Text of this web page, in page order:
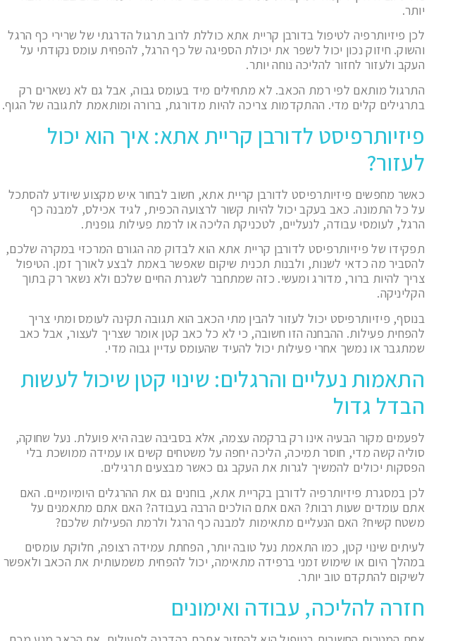
יותר.
לכן פיזיותרפיה לטיפול בדורבן קריית אתא כוללת לרוב תרגול הדרגתי של שרירי כף הרגל
והשוק. חיזוק נכון יכול לשפר את יכולת הספיגה של כף הרגל, להפחית עומס נקודתי על
העקב ולעזור לחזור להליכה נוחה יותר.
התרגול מותאם לפי רמת הכאב. לא מתחילים מיד בעומס גבוה, אבל גם לא נשארים רק
בתרגילים קלים מדי. ההתקדמות צריכה להיות מדורגת, ברורה ומותאמת לתגובה של הגוף.
פיזיותרפיסט לדורבן קריית אתא: איך הוא יכול
לעזור?
כאשר מחפשים פיזיותרפיסט לדורבן קריית אתא, חשוב לבחור איש מקצוע שיודע להסתכל
על כל התמונה. כאב בעקב יכול להיות קשור לרצועה הכפית, לגיד אכילס, למבנה כף
הרגל, לעומסי עבודה, לנעליים, לטכניקת הליכה או לרמת פעילות גופנית.
תפקידו של פיזיותרפיסט לדורבן קריית אתא הוא לבדוק מה הגורם המרכזי במקרה שלכם,
להסביר מה כדאי לשנות, ולבנות תכנית שיקום שאפשר באמת לבצע לאורך זמן. הטיפול
צריך להיות ברור, מדורג ומעשי. כזה שמתחבר לשגרת החיים שלכם ולא נשאר רק בתוך
הקליניקה.
בנוסף, פיזיותרפיסט יכול לעזור להבין מתי הכאב הוא תגובה תקינה לעומס ומתי צריך
להפחית פעילות. ההבחנה הזו חשובה, כי לא כל כאב קטן אומר שצריך לעצור, אבל כאב
שמתגבר או נמשך אחרי פעילות יכול להעיד שהעומס עדיין גבוה מדי.
התאמות נעליים והרגלים: שינוי קטן שיכול לעשות
הבדל גדול
לפעמים מקור הבעיה אינו רק ברקמה עצמה, אלא בסביבה שבה היא פועלת. נעל שחוקה,
סוליה קשה מדי, חוסר תמיכה, הליכה יחפה על משטחים קשים או עמידה ממושכת בלי
הפסקות יכולים להמשיך לגרות את העקב גם כאשר מבצעים תרגילים.
לכן במסגרת פיזיותרפיה לדורבן בקריית אתא, בוחנים גם את ההרגלים היומיומיים. האם
אתם עומדים שעות רבות? האם אתם הולכים הרבה בעבודה? האם אתם מתאמנים על
משטח קשיח? האם הנעליים מתאימות למבנה כף הרגל ולרמת הפעילות שלכם?
לעיתים שינוי קטן, כמו התאמת נעל טובה יותר, הפחתת עמידה רצופה, חלוקת עומסים
במהלך היום או שימוש זמני ברפידה מתאימה, יכול להפחית משמעותית את הכאב ולאפשר
לשיקום להתקדם טוב יותר.
חזרה להליכה, עבודה ואימונים